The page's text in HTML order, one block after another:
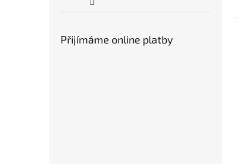
Přijímáme online platby